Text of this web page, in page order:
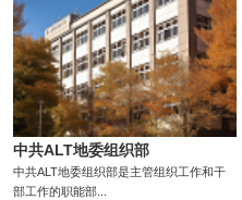
中共ALT地委组织部
中共ALT地委组织部是主管组织工作和干
部工作的职能部...